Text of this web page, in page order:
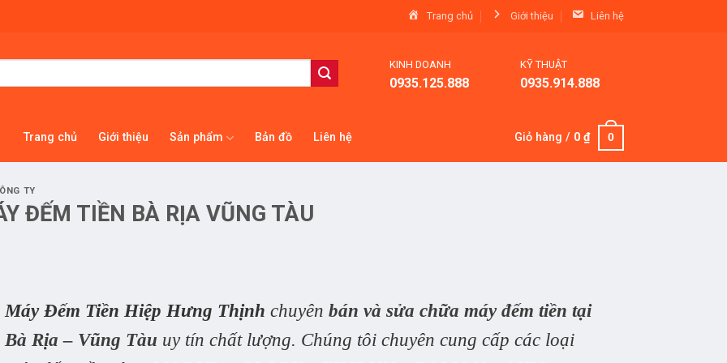
Trang chủ Giới thiệu Liên hệ
KINH DOANH
0935.125.888
KỸ THUẬT
0935.914.888
Trang chủ Giới thiệu Sản phẩm Bản đồ Liên hệ Giỏ hàng / 0₫ 0
TY
ĐẾM TIỀN BÀ RỊA VŨNG TÀU
Máy Đếm Tiền Hiệp Hưng Thịnh chuyên bán và sửa chữa máy đếm tiền tại
Bà Rịa – Vũng Tàu uy tín chất lượng. Chúng tôi chuyên cung cấp các loại